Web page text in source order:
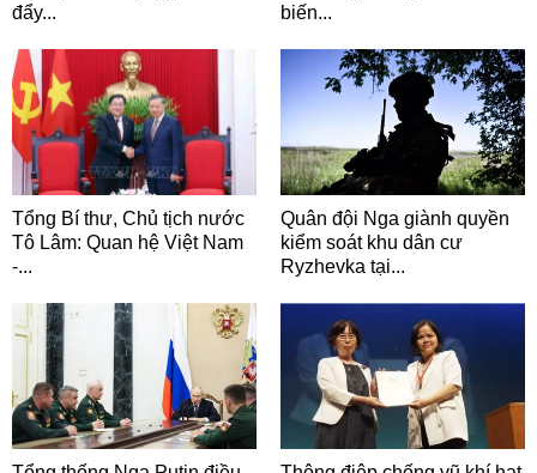
đẩy...
biến...
Tổng Bí thư, Chủ tịch nước
Tô Lâm: Quan hệ Việt Nam
-...
Quân đội Nga giành quyền
kiểm soát khu dân cư
Ryzhevka tại...